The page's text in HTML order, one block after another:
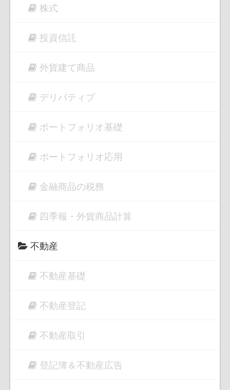
株式
投資信託
外貨建て商品
デリパティブ
ポートフォリオ基礎
ポートフォリオ応用
金融商品の税務
四季報・外貨商品計算
不動産
不動産基礎
不動産登記
不動産取引
登記簿＆不動産広告